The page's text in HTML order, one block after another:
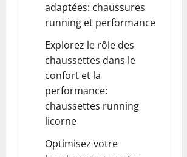
adaptées: chaussures
running et performance
Explorez le rôle des
chaussettes dans le
confort et la
performance:
chaussettes running
licorne
Optimisez votre